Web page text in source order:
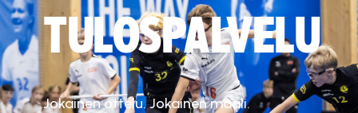
TULOSPALVELU
Jokainen ottelu. Jokainen maali.